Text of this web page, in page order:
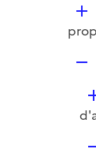
ié
i
e
r
l